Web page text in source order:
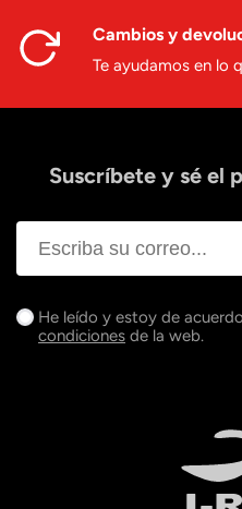
Cambios y
Te ayudamos en lo
Suscríbete y sé el
He leído y estoy de
condiciones de la web.